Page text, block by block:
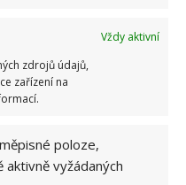
Vždy aktivní
zdrojů údajů,
zařízení na
poloze,
aktivně vyžádaných